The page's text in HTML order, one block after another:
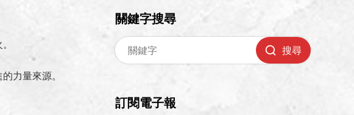
力量來源。
關鍵字搜尋
搜尋
訂閱電子報